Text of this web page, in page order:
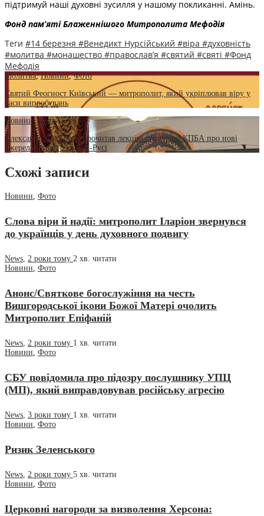
підтримуй наші духовні зусилля у нашому покликанні. Амінь.
Фонд пам’яті Блаженнішого Митрополита Мефодія
Теги #14 березня #Венедикт Нурсійський #віра #духовність
#молитва #монашество #православ’я #святий #святі #Фонд
Мефодія
Молитва,Новини,Фото
Святий Феогност Київський — митрополит, який укріплював віру у
часи випробувань
Новини,Фото
Олександр Алфьоров прочитав лекцію студентам КПБА про нові
джерела історії України-Русі
Схожі записи
Новини, Фото
Слова віри й надії: митрополит Іларіон звернувся
до українців у день духовного подвигу
News, 2 роки тому 2 хв. читати
Новини, Фото
Анонс/Святкове богослужіння на честь
Вишгородської ікони Божої Матері очолить
Митрополит Епіфаній
News, 2 роки тому 1 хв. читати
Новини, Фото
СБУ повідомила про підозру послушнику УПЦ
(МП), який виправдовував російську агресію
News, 3 роки тому 1 хв. читати
Новини, Фото
Ризик Зеленського
News 2 роки тому 5 хв. читати
Новини Фото
Церковні нагороди за визволення Херсона: